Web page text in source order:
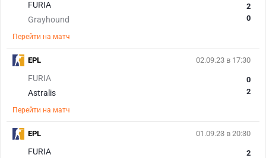
FURIA
Grayhound
2
0
Перейти на матч
02.09.23 в 17:30
FURIA
Astralis
0
2
Перейти на матч
EPL
01.09.23 в 20:30
FURIA
2
EPL